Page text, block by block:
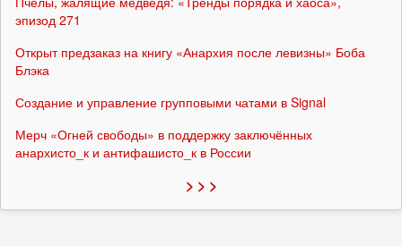
эпизод 271
Открыт предзаказ на книгу «Анархия после левизны» Боба
Блэка
Создание и управление групповыми чатами в Signal
Мерч «Огней свободы» в поддержку заключённых
анархисто_к и антифашисто_к в России
> > >